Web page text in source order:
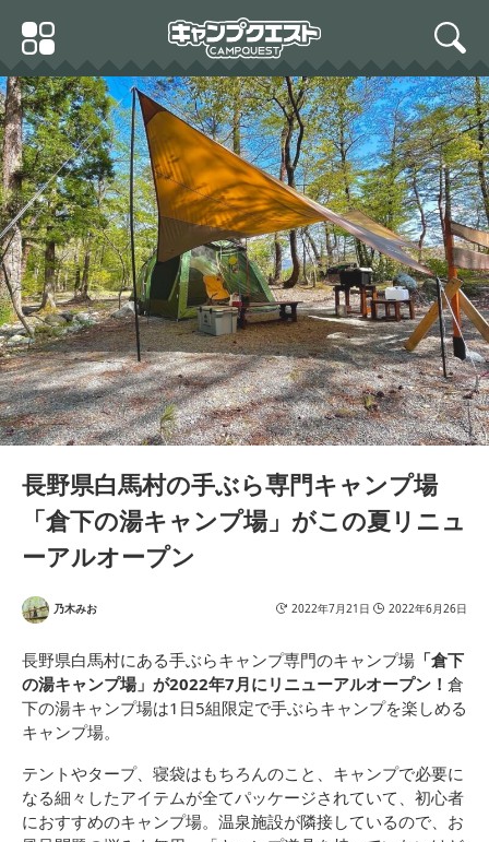
Primary
Menu
search
長野県白馬村の手ぶら専門キャンプ場
「倉下の湯キャンプ場」がこの夏リニュ
ーアルオープン
乃木みお 2022年7月21日 2022年6月26日
長野県白馬村にある手ぶらキャンプ専門のキャンプ場 「倉下
の湯キャンプ場」が2022年7月にリニューアルオープン！ 倉
下の湯キャンプ場は1日5組限定で手ぶらキャンプを楽しめる
キャンプ場。
テントやタープ、寝袋はもちろんのこと、キャンプで必要に
なる細々したアイテムが全てパッケージされていて、初心者
におすすめのキャンプ場。温泉施設が隣接しているので、お